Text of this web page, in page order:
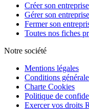
Créer son entreprise
Gérer son entreprise
Fermer son
Toutes nos fiches
Notre société
Mentions légales
Conditions
Charte Cookies
Politique de
Exercer vos droits